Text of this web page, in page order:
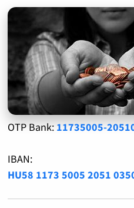
OTP Bank: 11735005-
IBAN:
HU58 1173 5005 2051